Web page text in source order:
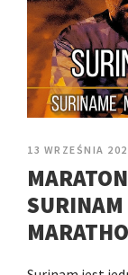
13 WRZEŚNIA